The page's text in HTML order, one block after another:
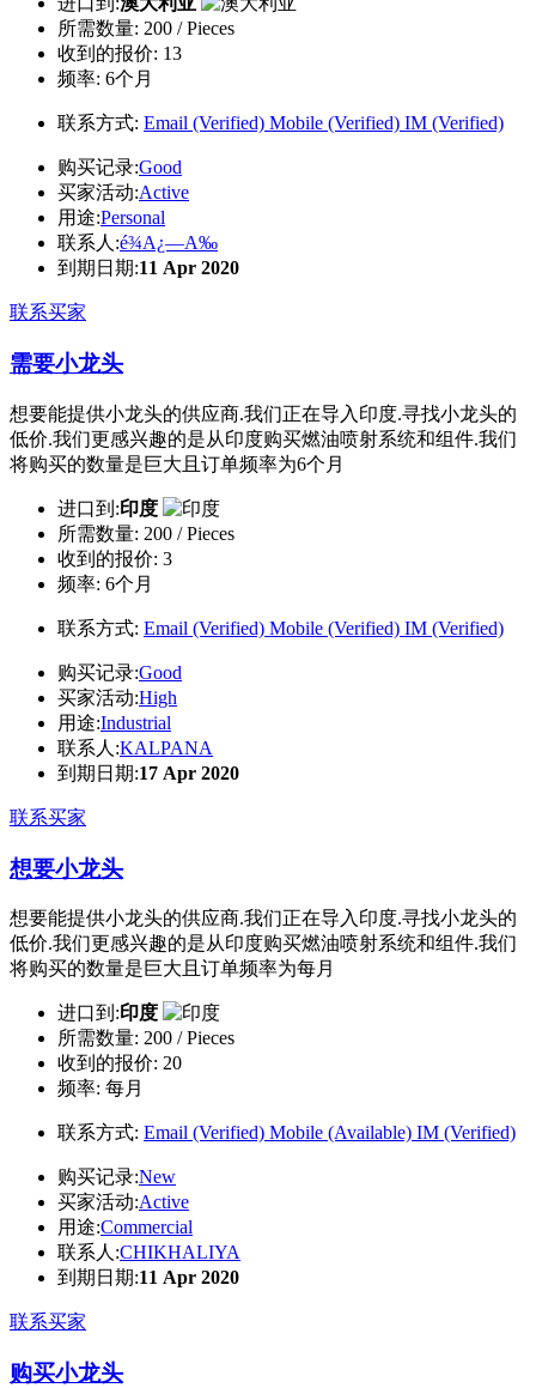
所需数量: 200 / Pieces
收到的报价: 13
频率: 6个月
联系方式: Email (Verified) Mobile (Verified) IM (Verified)
购买记录:Good
买家活动:Active
用途:Personal
联系人:é¾A¿—A‰
到期日期:11 Apr 2020
联系买家
需要小龙头
想要能提供小龙头的供应商.我们正在导入印度.寻找小龙头的
低价.我们更感兴趣的是从印度购买燃油喷射系统和组件.我们
将购买的数量是巨大且订单频率为6个月
进口到:印度
所需数量: 200 / Pieces
收到的报价: 3
频率: 6个月
联系方式: Email (Verified) Mobile (Verified) IM (Verified)
购买记录:Good
买家活动:High
用途:Industrial
联系人:KALPANA
到期日期:17 Apr 2020
联系买家
想要小龙头
想要能提供小龙头的供应商.我们正在导入印度.寻找小龙头的
低价.我们更感兴趣的是从印度购买燃油喷射系统和组件.我们
将购买的数量是巨大且订单频率为每月
进口到:印度
所需数量: 200 / Pieces
收到的报价: 20
频率: 每月
联系方式: Email (Verified) Mobile (Available) IM (Verified)
购买记录:New
买家活动:Active
用途:Commercial
联系人:CHIKHALIYA
到期日期:11 Apr 2020
联系买家
购买小龙头